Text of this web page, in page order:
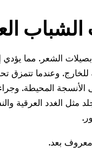
الشعر. مما يؤدي
للخارج. وعندما تتمزق
المحيطة. وجراء
مثل الغدد العرقية
بعد.